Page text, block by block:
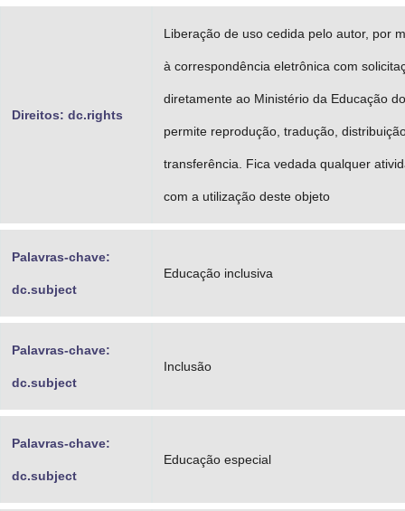
Direitos: dc.rights
Liberação de uso cedida pelo autor, por
à correspondência eletrônica com
diretamente ao Ministério da Educação
permite reprodução, tradução,
transferência. Fica vedada qualquer
com a utilização deste objeto
Palavras-chave:
dc.subject
Educação inclusiva
Palavras-chave:
dc.subject
Inclusão
Palavras-chave:
dc.subject
Educação especial